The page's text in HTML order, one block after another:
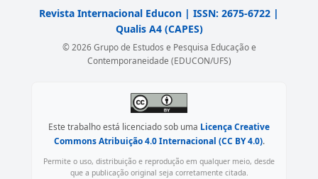
Revista Internacional Educon | ISSN: 2675-6722 |
Qualis A4 (CAPES)
© 2026 Grupo de Estudos e Pesquisa Educação e
Contemporaneidade (EDUCON/UFS)
Este trabalho está licenciado sob uma Licença Creative
Commons Atribuição 4.0 Internacional (CC BY 4.0).
Permite o uso, distribuição e reprodução em qualquer meio, desde
que a publicação original seja corretamente citada.